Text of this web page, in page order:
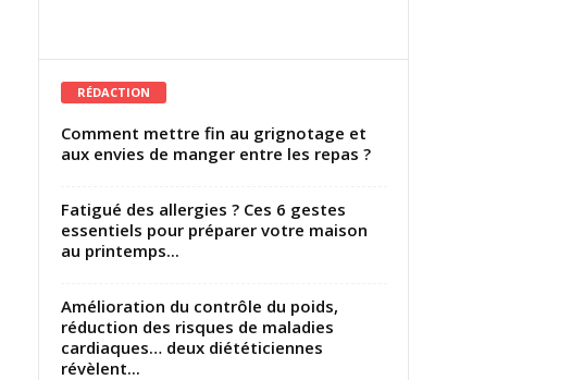
RÉDACTION
Comment mettre fin au grignotage et
aux envies de manger entre les repas ?
Fatigué des allergies ? Ces 6 gestes
essentiels pour préparer votre maison
au printemps...
Amélioration du contrôle du poids,
réduction des risques de maladies
cardiaques… deux diététiciennes
révèlent...